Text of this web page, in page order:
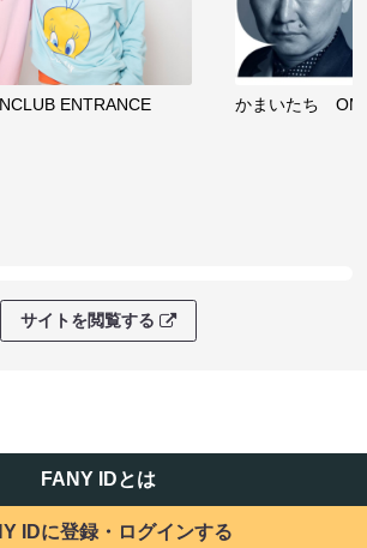
ENTRANCE かまいたち
サイトを閲覧する
FANY IDとは
IDに登録・ログインする